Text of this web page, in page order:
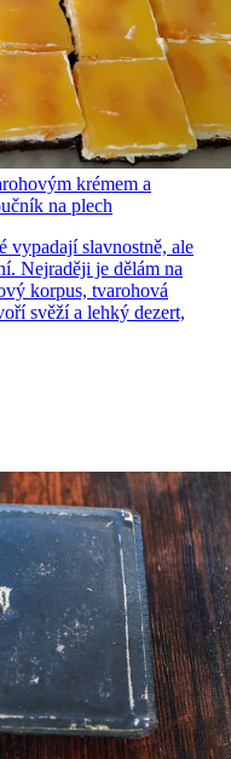
krémem a
na plech
vypadají slavnostně, ale
Nejraději je dělám na
korpus, tvarohová
svěží a lehký dezert,